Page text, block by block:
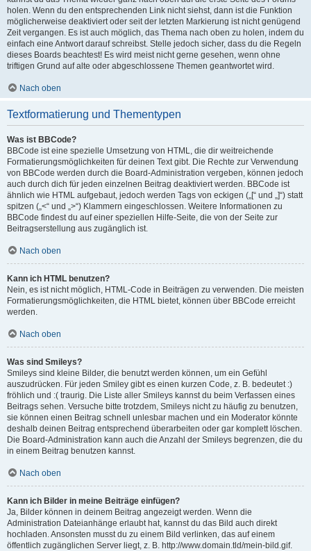
holen. Wenn du den entsprechenden Link nicht siehst, dann ist die Funktion
möglicherweise deaktiviert oder seit der letzten Markierung ist nicht genügend
Zeit vergangen. Es ist auch möglich, das Thema nach oben zu holen, indem du
einfach eine Antwort darauf schreibst. Stelle jedoch sicher, dass du die Regeln
dieses Boards beachtest! Es wird meist nicht gerne gesehen, wenn ohne
triftigen Grund auf alte oder abgeschlossene Themen geantwortet wird.
Nach oben
Textformatierung und Thementypen
Was ist BBCode?
BBCode ist eine spezielle Umsetzung von HTML, die dir weitreichende
Formatierungsmöglichkeiten für deinen Text gibt. Die Rechte zur Verwendung
von BBCode werden durch die Board-Administration vergeben, können jedoch
auch durch dich für jeden einzelnen Beitrag deaktiviert werden. BBCode ist
ähnlich wie HTML aufgebaut, jedoch werden Tags von eckigen („[“ und „]“) statt
spitzen („<“ und „>“) Klammern eingeschlossen. Weitere Informationen zu
BBCode findest du auf einer speziellen Hilfe-Seite, die von der Seite zur
Beitragserstellung aus zugänglich ist.
Nach oben
Kann ich HTML benutzen?
Nein, es ist nicht möglich, HTML-Code in Beiträgen zu verwenden. Die meisten
Formatierungsmöglichkeiten, die HTML bietet, können über BBCode erreicht
werden.
Nach oben
Was sind Smileys?
Smileys sind kleine Bilder, die benutzt werden können, um ein Gefühl
auszudrücken. Für jeden Smiley gibt es einen kurzen Code, z. B. bedeutet :)
fröhlich und :( traurig. Die Liste aller Smileys kannst du beim Verfassen eines
Beitrags sehen. Versuche bitte trotzdem, Smileys nicht zu häufig zu benutzen,
sie können einen Beitrag schnell unlesbar machen und ein Moderator könnte
deshalb deinen Beitrag entsprechend überarbeiten oder gar komplett löschen.
Die Board-Administration kann auch die Anzahl der Smileys begrenzen, die du
in einem Beitrag benutzen kannst.
Nach oben
Kann ich Bilder in meine Beiträge einfügen?
Ja, Bilder können in deinem Beitrag angezeigt werden. Wenn die
Administration Dateianhänge erlaubt hat, kannst du das Bild auch direkt
hochladen. Ansonsten musst du zu einem Bild verlinken, das auf einem
öffentlich zugänglichen Server liegt, z. B. http://www.domain.tld/mein-bild.gif.